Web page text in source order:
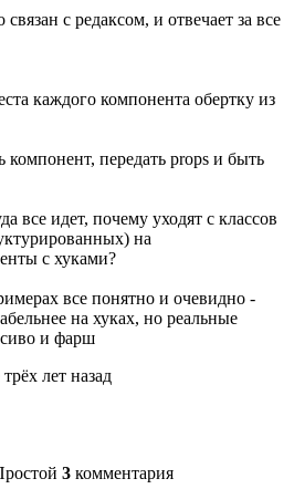
с редаксом, и отвечает за все
каждого компонента обертку из
передать props и быть
все идет, почему уходят с классов
на
с хуками?
все понятно и очевидно -
на хуках, но реальные
и фарш
лет назад
3 комментария